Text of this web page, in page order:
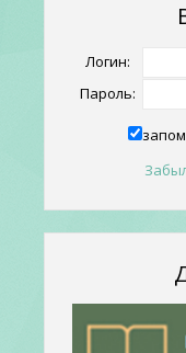
Логин:
Пароль: